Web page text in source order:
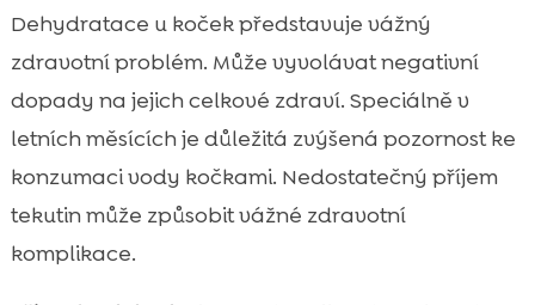
Dehydratace u koček představuje vážný
zdravotní problém. Může vyvolávat negativní
dopady na jejich celkové zdraví. Speciálně v
letních měsících je důležitá zvýšená pozornost ke
konzumaci vody kočkami. Nedostatečný příjem
tekutin může způsobit vážné zdravotní
komplikace.